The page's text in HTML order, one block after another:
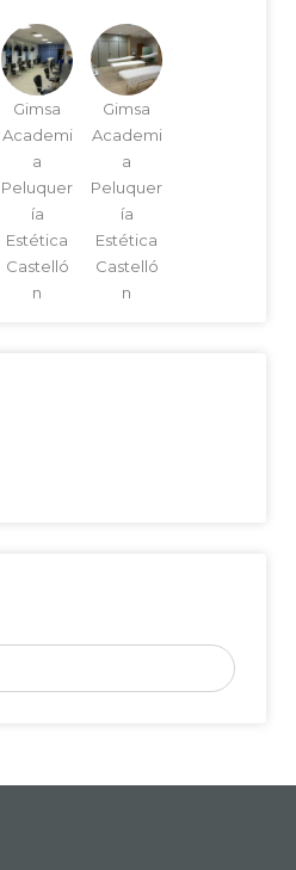
Gimsa
Academi
a
Peluquer
ía
Estética
Castelló
n
Gimsa
Academi
a
Peluquer
ía
Estética
Castelló
n